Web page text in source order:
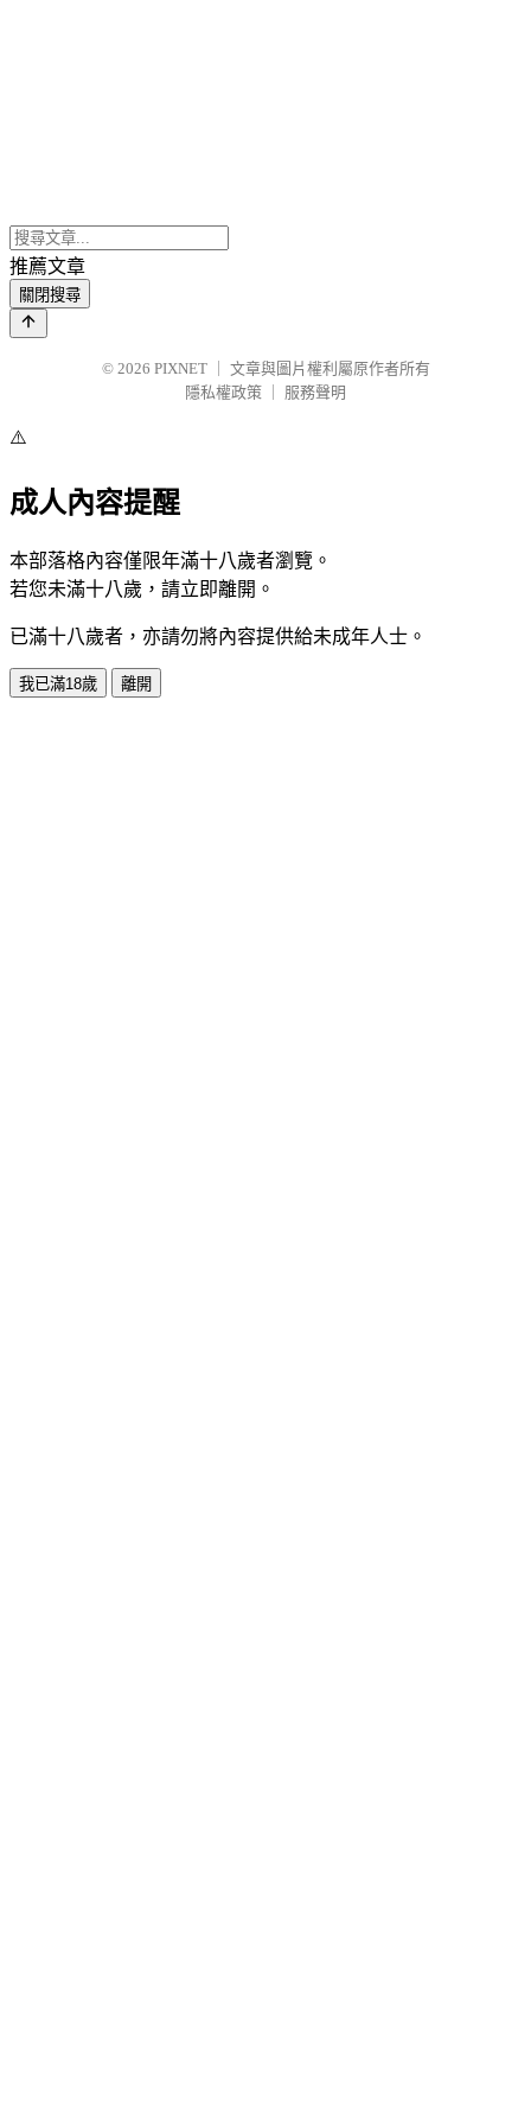
推薦文章
關閉搜尋
© 2026 PIXNET
文章與圖片權利屬原作者所有
隱私權政策
服務聲明
⚠️
成人內容提醒
本部落格內容僅限年滿十八歲者瀏覽。
若您未滿十八歲，請立即離開。
已滿十八歲者，亦請勿將內容提供給未成年人士。
我已滿18歲 離開